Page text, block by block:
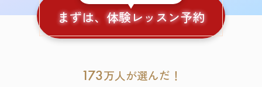
まずは、体験レッスン予約
173万人が選んだ！